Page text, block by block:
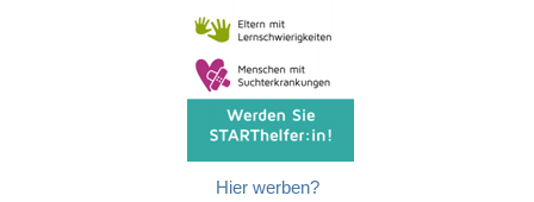
Hier werben?